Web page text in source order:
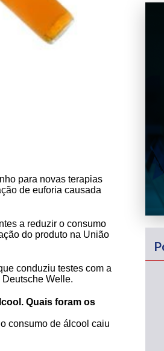
para novas terapias
de euforia causada
a reduzir o consumo
do produto na União
conduziu testes com a
Welle.
Quais foram os
consumo de álcool caiu